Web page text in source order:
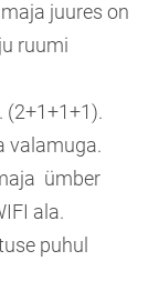
juures on
ruumi
(2+1+1+1).
valamuga.
ümber
ala.
puhul